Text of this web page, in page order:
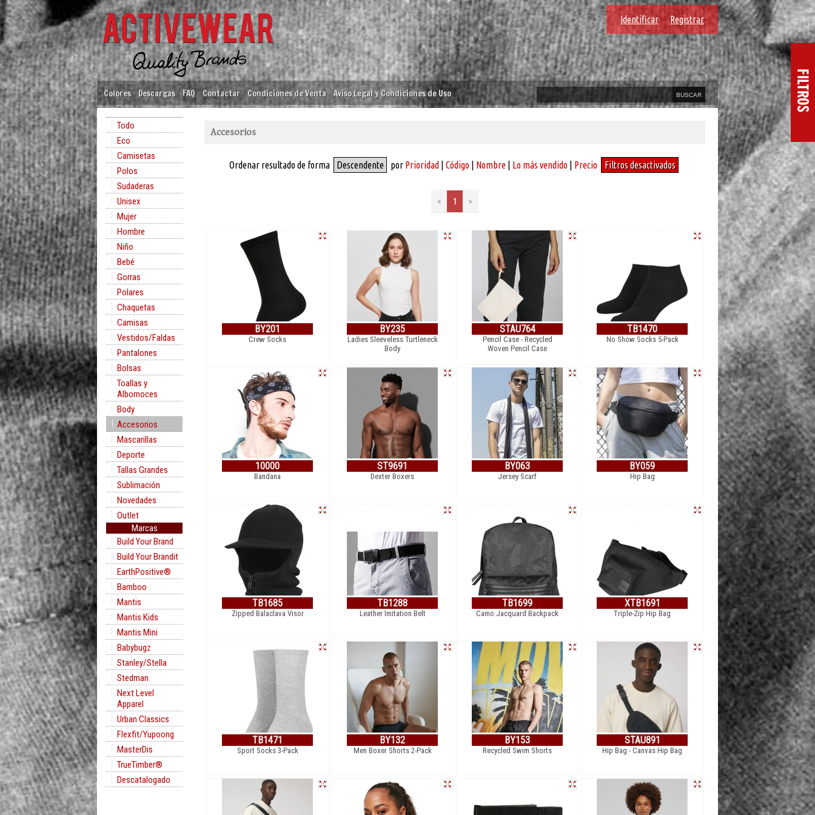
Identificar Registrar
Colores Descargas FAQ Contactar Condiciones de Venta Aviso Legal y Condiciones de Uso
Todo
Eco
Camisetas
Polos
Sudaderas
Unisex
Mujer
Hombre
Niño
Bebé
Gorras
Polares
Chaquetas
Camisas
Vestidos/Faldas
Pantalones
Bolsas
Toallas y
Albornoces
Body
Accesorios
Mascarillas
Deporte
Tallas Grandes
Sublimación
Novedades
Outlet
Marcas
Build Your Brand
Build Your Brandit
EarthPositive®
Bamboo
Mantis
Mantis Kids
Mantis Mini
Babybugz
Stanley/Stella
Stedman
Next Level
Apparel
Urban Classics
Flexfit/Yupoong
MasterDis
TrueTimber®
Descatalogado
Accesorios
Ordenar resultado de forma Descendente por Prioridad Código Nombre Lo más vendido Precio Filtros desactivados
< 1 >
BY201
Crew Socks
BY235
Ladies Sleeveless Turtleneck
Body
STAU764
Pencil Case - Recycled
Woven Pencil Case
TB1470
No Show Socks 5-Pack
10000
Bandana
ST9691
Dexter Boxers
BY063
Jersey Scarf
BY059
Hip Bag
TB1685
Zipped Balaclava Visor
TB1288
Leather Imitation Belt
TB1699
Camo Jacquard Backpack
XTB1691
Triple-Zip Hip Bag
TB1471
Sport Socks 3-Pack
BY132
Men Boxer Shorts 2-Pack
BY153
Recycled Swim Shorts
STAU891
Hip Bag - Canvas Hip Bag